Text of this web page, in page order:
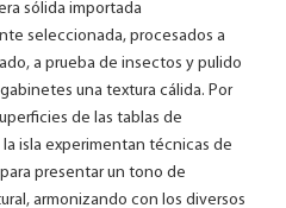
sólida importada
seleccionada, procesados ​​a
a prueba de insectos y pulido
una textura cálida. Por
de las tablas de
isla experimentan técnicas de
presentar un tono de
armonizando con los diversos